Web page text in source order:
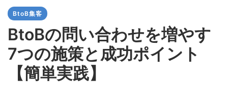
BtoB集客
BtoBの問い合わせを増やす
7つの施策と成功ポイント
【簡単実践】